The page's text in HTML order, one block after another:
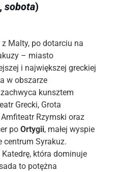
sobota)
Malty, po dotarciu na
– miasto
i największej greckiej
w obszarze
kunsztem
Grecki, Grota
Rzymski oraz
po Ortygii, małej wyspie
centrum Syrakuz.
która dominuje
to potężna